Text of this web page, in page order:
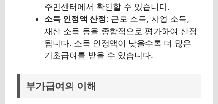
주민센터에서 확인할 수 있습니다.
소득 인정액 산정: 근로 소득, 사업 소득,
재산 소득 등을 종합적으로 평가하여 산정
됩니다. 소득 인정액이 낮을수록 더 많은
기초급여를 받을 수 있습니다.
부가급여의 이해